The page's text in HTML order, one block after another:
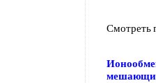
Смотреть